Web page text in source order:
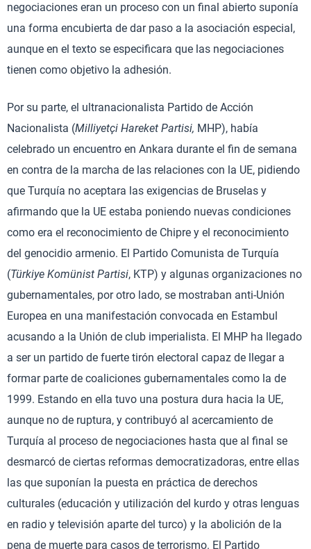
negociaciones eran un proceso con un final abierto suponía
una forma encubierta de dar paso a la asociación especial,
aunque en el texto se especificara que las negociaciones
tienen como objetivo la adhesión.
Por su parte, el ultranacionalista Partido de Acción
Nacionalista (Milliyetçi Hareket Partisi, MHP), había
celebrado un encuentro en Ankara durante el fin de semana
en contra de la marcha de las relaciones con la UE, pidiendo
que Turquía no aceptara las exigencias de Bruselas y
afirmando que la UE estaba poniendo nuevas condiciones
como era el reconocimiento de Chipre y el reconocimiento
del genocidio armenio. El Partido Comunista de Turquía
(Türkiye Komünist Partisi, KTP) y algunas organizaciones no
gubernamentales, por otro lado, se mostraban anti-Unión
Europea en una manifestación convocada en Estambul
acusando a la Unión de club imperialista. El MHP ha llegado
a ser un partido de fuerte tirón electoral capaz de llegar a
formar parte de coaliciones gubernamentales como la de
1999. Estando en ella tuvo una postura dura hacia la UE,
aunque no de ruptura, y contribuyó al acercamiento de
Turquía al proceso de negociaciones hasta que al final se
desmarcó de ciertas reformas democratizadoras, entre ellas
las que suponían la puesta en práctica de derechos
culturales (educación y utilización del kurdo y otras lenguas
en radio y televisión aparte del turco) y la abolición de la
pena de muerte para casos de terrorismo. El Partido